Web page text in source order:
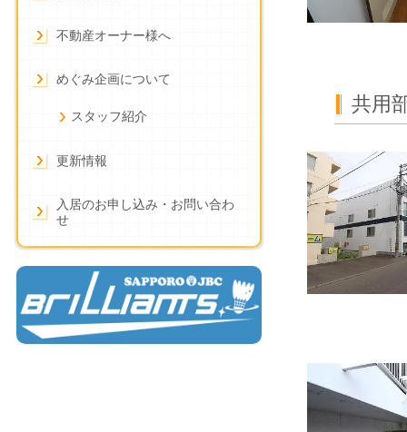
共用
不動産オーナー様へ
めぐみ企画について
スタッフ紹介
更新情報
入居のお申し込み・お問い合わ
せ